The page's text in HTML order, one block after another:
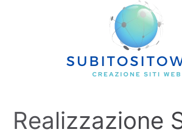
Skip to main content
Realizzazione